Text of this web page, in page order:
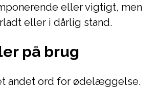
eller vigtigt, men
eller i dårlig stand.
på brug
andet ord for ødelæggelse.